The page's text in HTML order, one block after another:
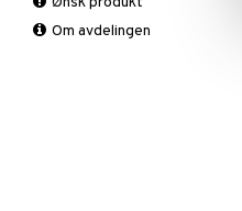
Barnepuslespill
Puslespilltilbehør
Om avdelingen